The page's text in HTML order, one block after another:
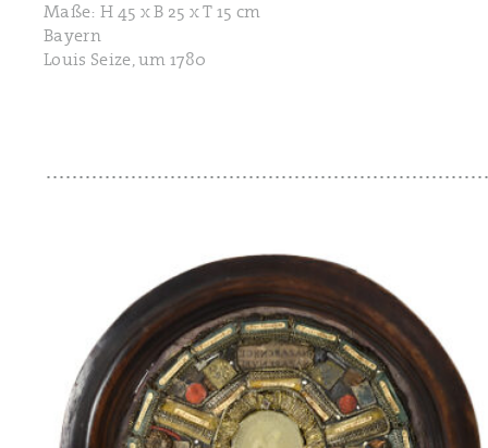
Maße: H 45 x B 25 x T 15 cm
Bayern
Louis Seize, um 1780